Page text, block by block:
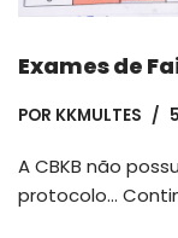
Exames de
POR KKMULTES
A CBKB não
protocolo…